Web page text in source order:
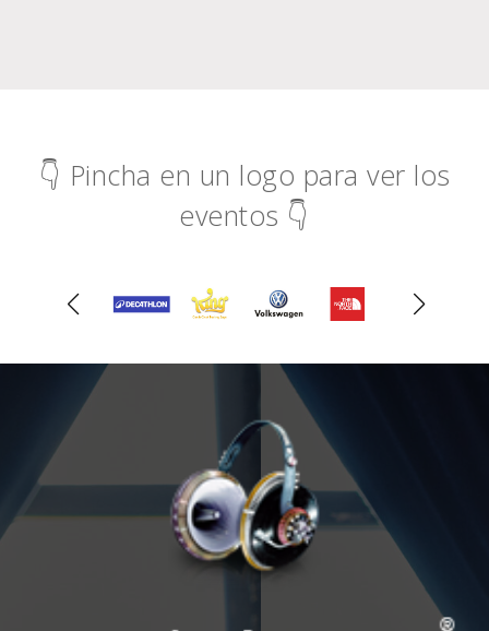
👇 Pincha en un logo para ver los
eventos 👇